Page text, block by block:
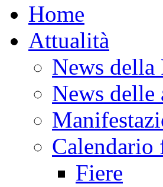
Home
Attualità
News della
News
Calendario
Fiere